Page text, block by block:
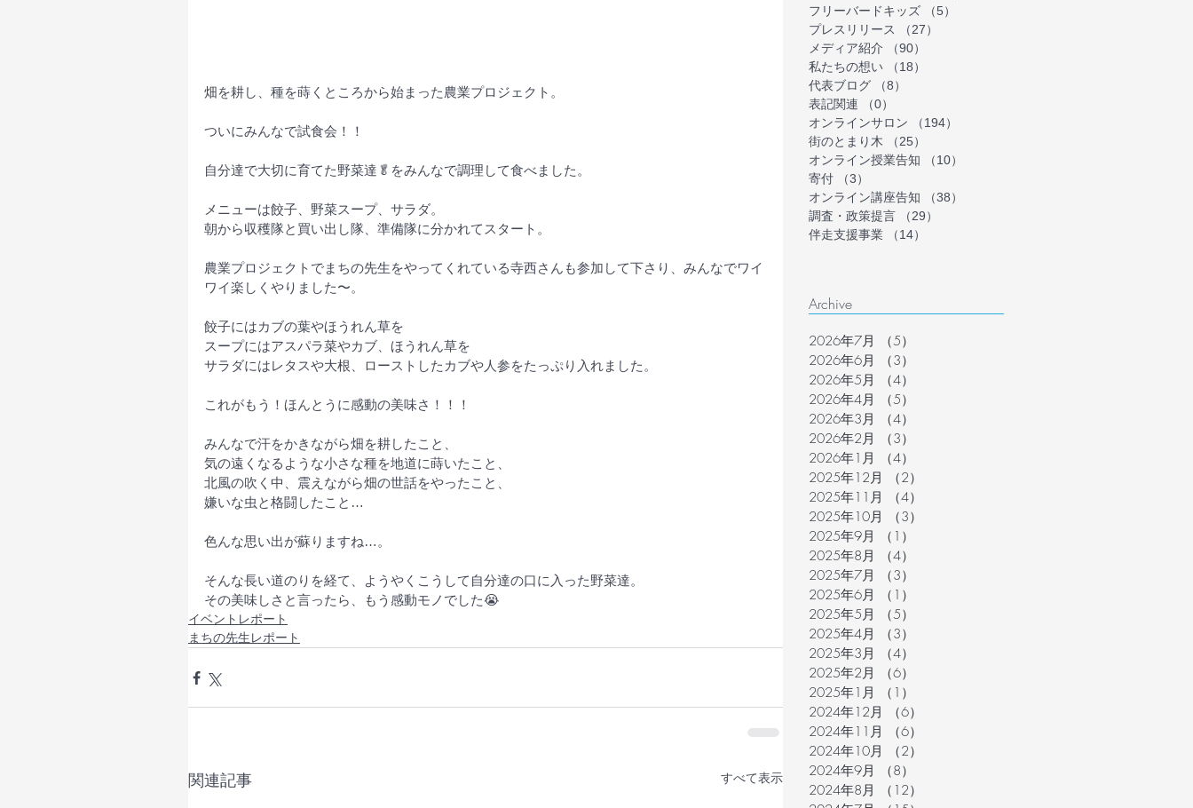
畑を耕し、種を蒔くところから始まった農業プロジェクト。
ついにみんなで試食会！！
自分達で大切に育てた野菜達🥬をみんなで調理して食べました。
メニューは餃子、野菜スープ、サラダ。
朝から収穫隊と買い出し隊、準備隊に分かれてスタート。
農業プロジェクトでまちの先生をやってくれている寺西さんも参加して下さり、みんなでワイ
ワイ楽しくやりました〜。
餃子にはカブの葉やほうれん草を
スープにはアスパラ菜やカブ、ほうれん草を
サラダにはレタスや大根、ローストしたカブや人参をたっぷり入れました。
これがもう！ほんとうに感動の美味さ！！！
みんなで汗をかきながら畑を耕したこと、
気の遠くなるような小さな種を地道に蒔いたこと、
北風の吹く中、震えながら畑の世話をやったこと、
嫌いな虫と格闘したこと…
色んな思い出が蘇りますね…。
そんな長い道のりを経て、ようやくこうして自分達の口に入った野菜達。
その美味しさと言ったら、もう感動モノでした😭
イベントレポート
まちの先生レポート
関連記事 すべて表示
フリーバードキッズ
（5）
プレスリリース
（27）
メディア紹介
（90）
私たちの想い
（18）
代表ブログ
（8）
表記関連
（0）
オンラインサロン
（194）
街のとまり木
（25）
オンライン授業告知
（10）
寄付
（3）
オンライン講座告知
（38）
調査・政策提言
（29）
伴走支援事業
（14）
Archive
2026年7月 （5）
2026年6月
（3）
2026年5月
（4）
2026年4月
（5）
2026年3月
（4）
2026年2月
（3）
2026年1月
（4）
2025年12月
（2）
2025年11月
（4）
2025年10月
（3）
2025年9月
（1）
2025年8月
（4）
2025年7月
（3）
2025年6月
（1）
2025年5月
（5）
2025年4月
（3）
2025年3月
（4）
2025年2月
（6）
2025年1月
（1）
2024年12月
（6）
2024年11月
（6）
2024年10月
（2）
2024年9月
（8）
2024年8月
（12）